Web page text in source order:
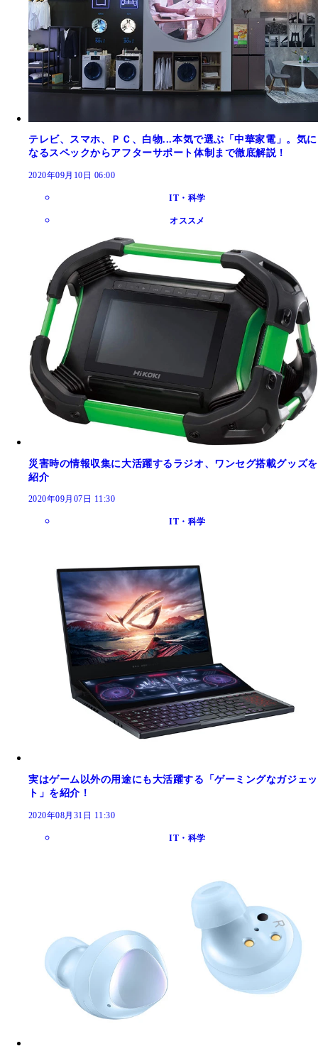
テレビ、スマホ、ＰＣ、白物...本気で選ぶ「中華家電」。気に
なるスペックからアフターサポート体制まで徹底解説！
2020年09月10日 06:00
IT・科学
オススメ
災害時の情報収集に大活躍するラジオ、ワンセグ搭載グッズを
紹介
2020年09月07日 11:30
IT・科学
実はゲーム以外の用途にも大活躍する「ゲーミングなガジェッ
ト」を紹介！
2020年08月31日 11:30
IT・科学